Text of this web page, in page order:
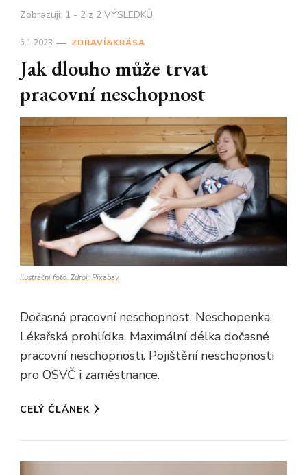
Zobrazuji: 1 - 2 z 2 VÝSLEDKŮ
5.1.2023 ZDRAVÍ&KRÁSA
Jak dlouho může trvat
pracovní neschopnost
Ilustrační foto. Zdroj: Pixabay
Dočasná pracovní neschopnost. Neschopenka.
Lékařská prohlídka. Maximální délka dočasné
pracovní neschopnosti. Pojištění neschopnosti
pro OSVČ i zaměstnance.
CELÝ ČLÁNEK